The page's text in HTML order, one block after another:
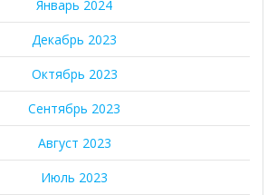
Январь 2024
Декабрь 2023
Октябрь 2023
Сентябрь 2023
Август 2023
Июль 2023